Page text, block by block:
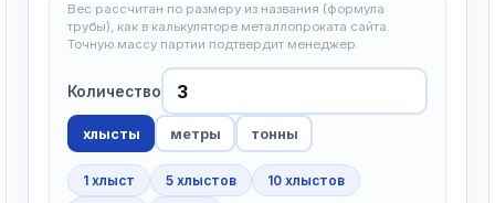
Вес рассчитан по размеру из названия (формула
трубы), как в калькуляторе металлопроката сайта.
Точную массу партии подтвердит менеджер.
Количество
хлысты метры тонны
1 хлыст 5 хлыстов
10 хлыстов